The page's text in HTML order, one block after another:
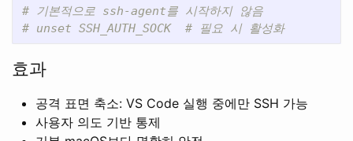
# 기본적으로 ssh-agent를 시작하지 않음
# unset SSH_AUTH_SOCK  # 필요 시 활성화
효과
공격 표면 축소: VS Code 실행 중에만 SSH 가능
사용자 의도 기반 통제